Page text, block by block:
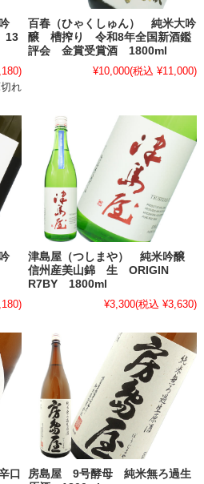
13
れ
百春（ひゃくしゅん） 純米大吟
醸 槽搾り 令和8年全国新酒鑑
評会 金賞受賞酒 1800ml
¥10,000(税込 ¥11,000)
津島屋（つしまや） 純米吟醸
信州産美山錦 生 ORIGIN
R7BY 1800ml
¥3,300(税込 ¥3,630)
口
房島屋 9号酵母 純米無ろ過生